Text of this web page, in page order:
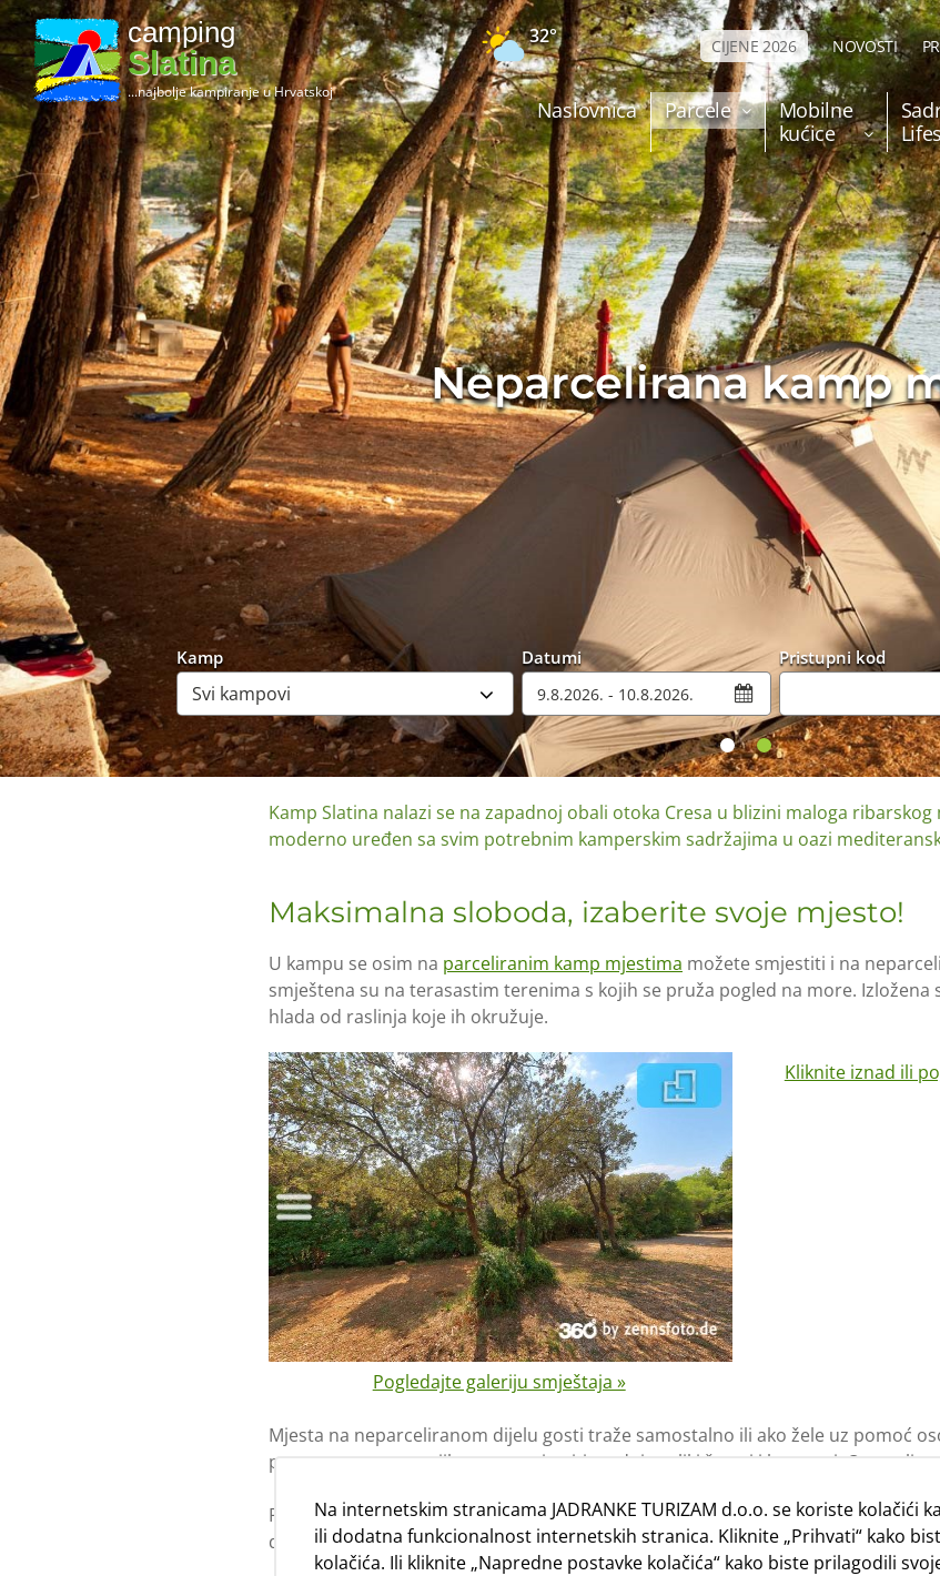
camping
Slatina
...najbolje kampiranje u Hrvatskoj
32° CIJENE 2026 NOVOSTI
Naslovnica Parcele
Mobilne
kućice
Kamp Datumi
Pristupni kod
Neparcelirana kamp
Kamp Slatina nalazi se na zapadnoj obali otoka Cresa u blizini maloga
moderno uređen sa svim potrebnim kamperskim sadržajima u oazi
Maksimalna sloboda, izaberite svoje mjesto!
U kampu se osim na parceliranim kamp mjestima možete smjestiti i na
smještena su na terasastim terenima s kojih se pruža pogled na more. Izložena
hlada od raslinja koje ih okružuje.
Pogledajte galeriju smještaja »
Kliknite iznad ili
Mjesta na neparceliranom dijelu gosti traže samostalno ili ako žele uz pomoć
prostrana te se na njih mogu smjestiti srednje veliki šatori i karavani.
Prostor u neparceliranom dijelu kampa ne može se rezervirati unaprijed već
dan dolaska.
Na internetskim stranicama JADRANKE TURIZAM d.o.o. se koriste kolačići
ili dodatna funkcionalnost internetskih stranica. Kliknite „Prihvati“ kako
kolačića. Ili kliknite „Napredne postavke kolačića“ kako biste prilagodili